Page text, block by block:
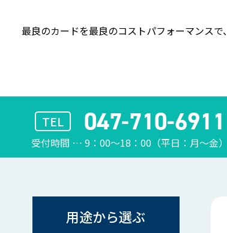
最良のカードを最良のコストパフォーマンスで、
TEL 047-710-6911
受付時間 … 9：00〜18：00（平日：月〜金）
用途から選ぶ